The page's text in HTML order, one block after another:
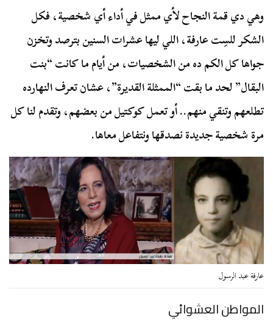
وهي دي قمة النجاح لأي ممثل في أداء أي شخصية، فكل
الشكر للسِت عارفة، اللي ليها عشرات السنين بترصد وتخزن
جواها كل الكم ده من الشخصيات، من أيام ما كانت “بنت
البقال” لحد ما بقت “الممثلة القديرة”، عشان تعرف النهارده
تطلعهم وتنقي منهم.. أو تعمل كوكتيل من بعضهم، وتقدم لنا كل
مرة شخصية جديدة نصدقها ونتفاعل معاها.
عارفة عبد الرسول
المواطن العشوائي